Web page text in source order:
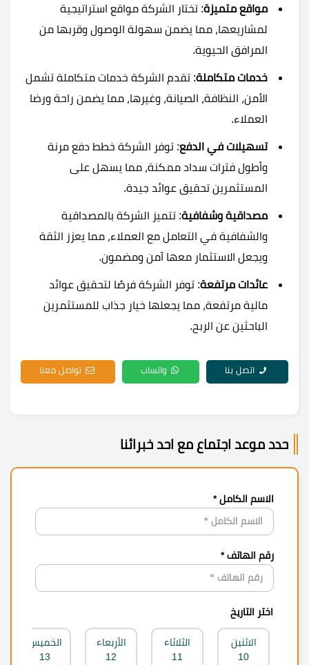
مواقع متميزة: تختار الشركة مواقع استراتيجية
لمشاريعها، مما يضمن سهولة الوصول وقربها من
المرافق الحيوية.
خدمات متكاملة: تقدم الشركة خدمات متكاملة تشمل
الأمن، النظافة، الصيانة، وغيرها، مما يضمن راحة ورضا
العملاء.
تسهيلات في الدفع: توفر الشركة خطط دفع مرنة
وأطول فترات سداد ممكنة، مما يسهل على
المستثمرين تحقيق عوائد جيدة.
مصداقية وشفافية: تتميز الشركة بالمصداقية
والشفافية في التعامل مع العملاء، مما يعزز الثقة
ويجعل الاستثمار معها آمن ومضمون.
عائدات مرتفعة: توفر الشركة فرصًا لتحقيق عوائد
مالية مرتفعة، مما يجعلها خيار جذاب للمستثمرين
الباحثين عن الربح.
اتصل بنا واتساب تواصل معنا
حدد موعد اجتماع مع احد خبرائنا
الاسم الكامل *
رقم الهاتف *
اختر التاريخ
الاثنين
10
الثلاثاء
11
الأربعاء
12
الخميس
13